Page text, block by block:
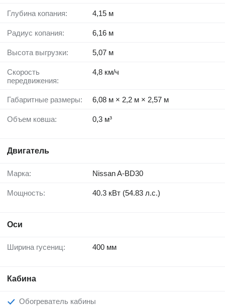
Глубина копания: 4,15 м
Радиус копания: 6,16 м
Высота выгрузки: 5,07 м
Скорость
передвижения:
4,8 км/ч
Габаритные размеры: 6,08 м × 2,2 м × 2,57 м
Объем ковша: 0,3 м³
Двигатель
Марка: Nissan A-BD30
Мощность: 40.3 кВт (54.83 л.с.)
Оси
Ширина гусениц: 400 мм
Кабина
Обогреватель кабины